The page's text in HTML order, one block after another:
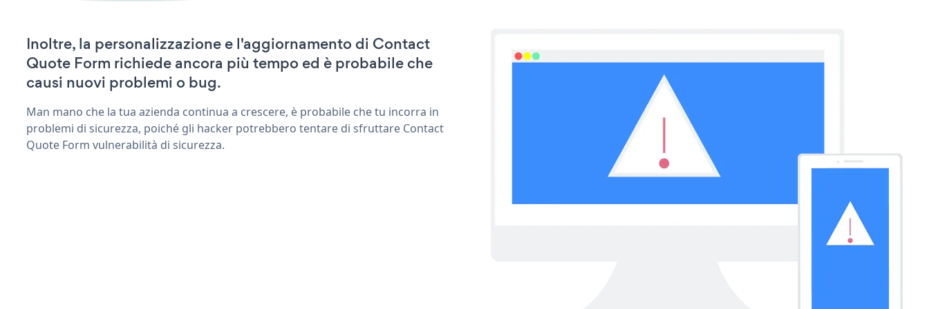
Inoltre, la personalizzazione e l'aggiornamento di Contact
Quote Form richiede ancora più tempo ed è probabile che
causi nuovi problemi o bug.
Man mano che la tua azienda continua a crescere, è probabile che tu incorra in
problemi di sicurezza, poiché gli hacker potrebbero tentare di sfruttare Contact
Quote Form vulnerabilità di sicurezza.